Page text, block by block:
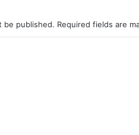
be published. Required fields are